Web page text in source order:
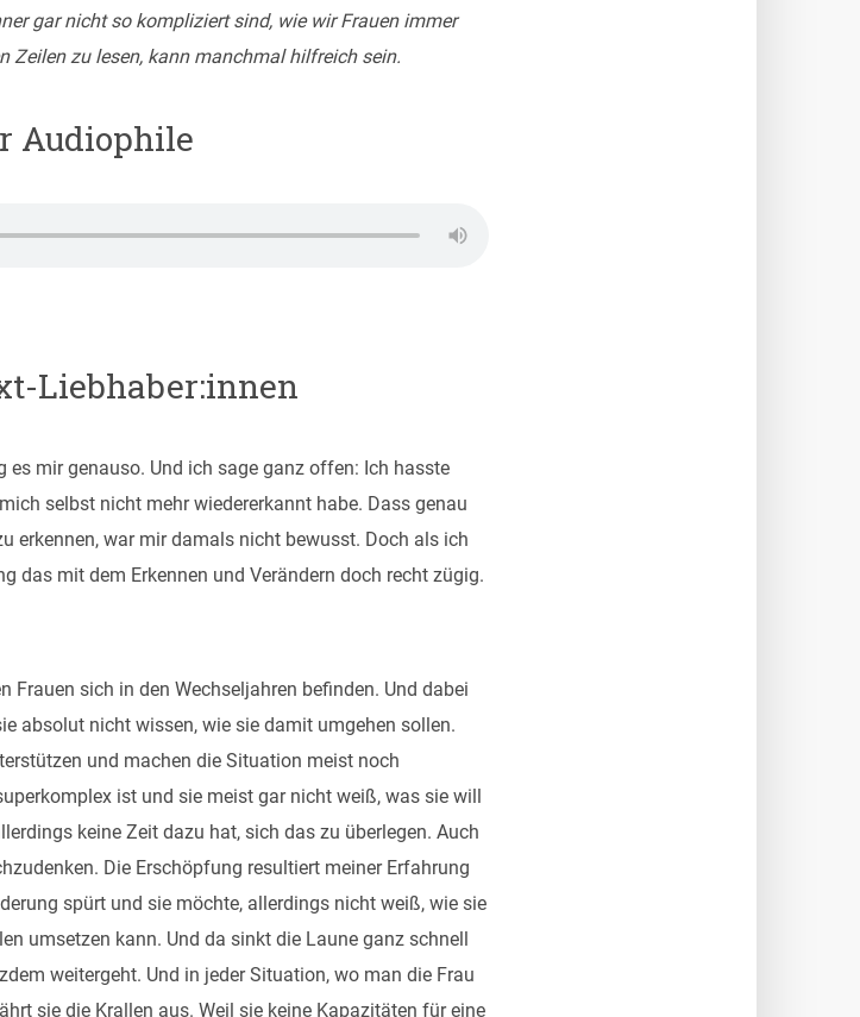
gar nicht so kompliziert sind, wie wir Frauen immer
Zeilen zu lesen, kann manchmal hilfreich sein.
Audiophile
Liebhaber:innen
mir genauso. Und ich sage ganz offen: Ich hasste
selbst nicht mehr wiedererkannt habe. Dass genau
erkennen, war mir damals nicht bewusst. Doch als ich
das mit dem Erkennen und Verändern doch recht zügig.
Frauen sich in den Wechseljahren befinden. Und dabei
absolut nicht wissen, wie sie damit umgehen sollen.
und machen die Situation meist noch
ist und sie meist gar nicht weiß, was sie will
keine Zeit dazu hat, sich das zu überlegen. Auch
Die Erschöpfung resultiert meiner Erfahrung
spürt und sie möchte, allerdings nicht weiß, wie sie
umsetzen kann. Und da sinkt die Laune ganz schnell
weitergeht. Und in jeder Situation, wo man die Frau
sie die Krallen aus. Weil sie keine Kapazitäten für eine